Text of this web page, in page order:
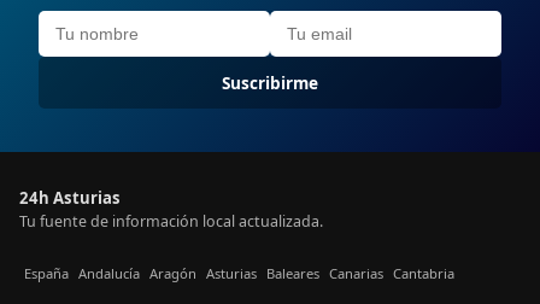
Suscribirme
24h Asturias
Tu fuente de información local actualizada.
España Andalucía Aragón Asturias Baleares Canarias Cantabria